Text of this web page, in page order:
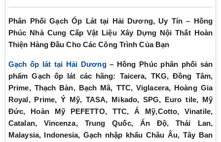
Phân Phối Gạch Ốp Lát tại Hải Dương, Uy Tín – Hồng
Phúc Nhà Cung Cấp Vật Liệu Xây Dựng Nội Thất Hoàn
Thiện Hàng Đầu Cho Các Công Trình Của Bạn
Gạch ốp lát tại Hải Dương– Hồng Phúc phân phối sản
phẩm Gạch ốp lát các hãng: Taicera, TKG, Đồng Tâm,
Prime, Thạch Bàn, Bạch Mã, TTC, Viglacera, Hoàng Gia
Royal, Prime, Ý Mỹ, TASA, Mikado, SPG, Euro tile, Mỹ
Đức, Hoàn Mỹ PEFETTO, TTC, Á Mỹ,Cotto, Vinatile,
Catalan, Vincenza, Trung Quốc, Ấn Độ, Thái Lan,
Malaysia, Indonesia, Gạch nhập khẩu Châu Âu, Tây Ban